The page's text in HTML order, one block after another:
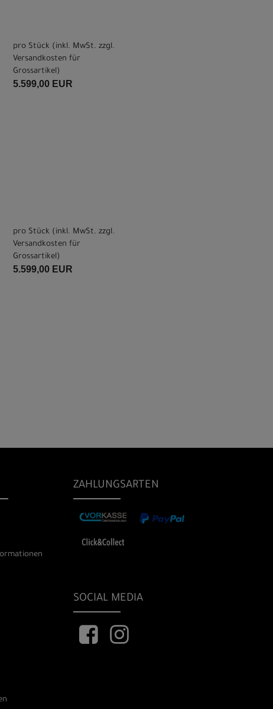
pro Stück (inkl. MwSt. zzgl.
Versandkosten für
Grossartikel )
5.599,00 EUR
pro Stück (inkl. MwSt. zzgl.
Versandkosten für
Grossartikel )
5.599,00 EUR
ZAHLUNGSARTEN
SOCIAL MEDIA